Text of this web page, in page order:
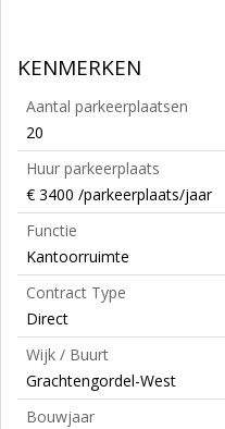
KENMERKEN
Aantal parkeerplaatsen
20
Huur parkeerplaats
€ 3400 /parkeerplaats/jaar
Functie
Kantoorruimte
Contract Type
Direct
Wijk / Buurt
Grachtengordel-West
Bouwjaar